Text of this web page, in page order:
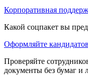
Корпоративная
Какой соцпакет вы
Оформляйте
Проверяйте
документы без бумаг и